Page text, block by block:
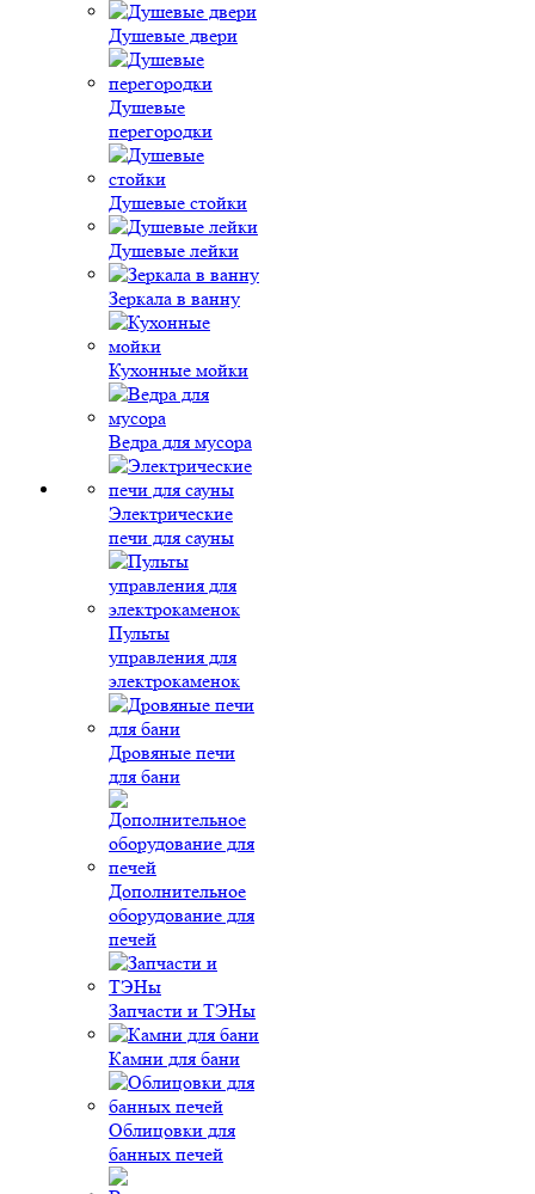
Душевые двери
Душевые
перегородки
Душевые стойки
Душевые лейки
Зеркала в ванну
Кухонные мойки
Ведра для мусора
Электрические
печи для сауны
Пульты
управления для
электрокаменок
Дровяные печи
для бани
Дополнительное
оборудование для
печей
Запчасти и ТЭНы
Камни для бани
Облицовки для
банных печей